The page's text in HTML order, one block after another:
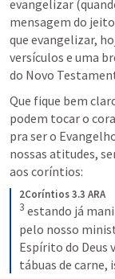
evangelizar
mensagem do
que evangelizar,
versículos e uma
do Novo
Que fique bem
podem tocar o
pra ser o
nossas atitudes,
aos coríntios:
2Coríntios 3.3 ARA
3 estando já
pelo nosso
Espírito do Deus
tábuas de carne,